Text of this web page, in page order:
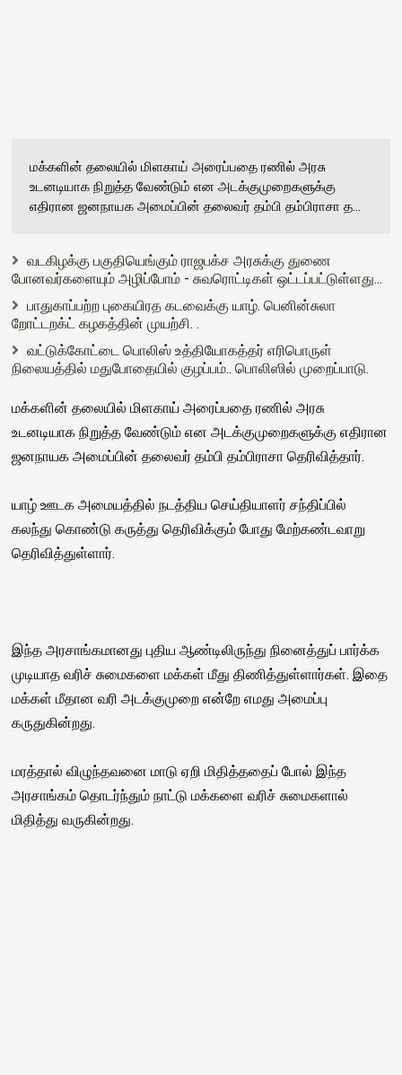
மக்களின் தலையில் மிளகாய் அரைப்பதை ரணில் அரசு
உடனடியாக நிறுத்த வேண்டும் என அடக்குமுறைகளுக்கு
எதிரான ஜனநாயக அமைப்பின் தலைவர் தம்பி தம்பிராசா த...
வடகிழக்கு பகுதியெங்கும் ராஜபக்ச அரசுக்கு துணை
போனவர்களையும் அழிப்போம் - சுவரொட்டிகள் ஒட்டப்பட்டுள்ளது...
பாதுகாப்பற்ற புகையிரத கடவைக்கு யாழ். பெனின்சுலா
றோட்டறக்ட் கழகத்தின் முயற்சி. .
வட்டுக்கோட்டை பொலிஸ் உத்தியோகத்தர் எரிபொருள்
நிலையத்தில் மதுபோதையில் குழப்பம்.. பொலிஸில் முறைப்பாடு.
மக்களின் தலையில் மிளகாய் அரைப்பதை ரணில் அரசு
உடனடியாக நிறுத்த வேண்டும் என அடக்குமுறைகளுக்கு எதிரான
ஜனநாயக அமைப்பின் தலைவர் தம்பி தம்பிராசா தெரிவித்தார்.
யாழ் ஊடக அமையத்தில் நடத்திய செய்தியாளர் சந்திப்பில்
கலந்து கொண்டு கருத்து தெரிவிக்கும் போது மேற்கண்டவாறு
தெரிவித்துள்ளார்.
இந்த அரசாங்கமானது புதிய ஆண்டிலிருந்து நினைத்துப் பார்க்க
முடியாத வரிச் சுமைகளை மக்கள் மீது திணித்துள்ளார்கள். இதை
மக்கள் மீதான வரி அடக்குமுறை என்றே எமது அமைப்பு
கருதுகின்றது.
மரத்தால் விழுந்தவனை மாடு ஏறி மிதித்ததைப் போல் இந்த
அரசாங்கம் தொடர்ந்தும் நாட்டு மக்களை வரிச் சுமைகளால்
மிதித்து வருகின்றது.